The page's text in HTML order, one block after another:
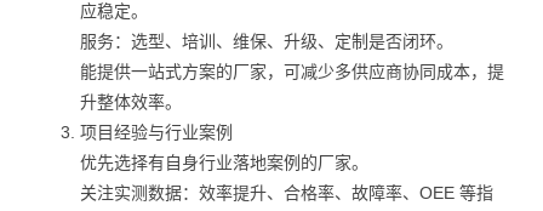
应稳定。
服务：选型、培训、维保、升级、定制是否闭环。
能提供一站式方案的厂家，可减少多供应商协同成本，提
升整体效率。
项目经验与行业案例
优先选择有自身行业落地案例的厂家。
关注实测数据：效率提升、合格率、故障率、OEE 等指